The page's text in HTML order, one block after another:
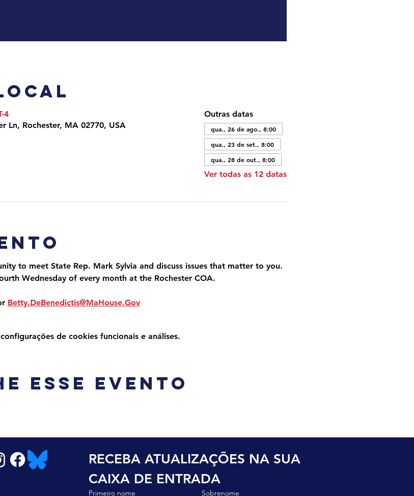
4
Ln, Rochester, MA 02770, USA
Outras datas
qua., 26 de ago., 8:00
qua., 23 de set., 8:00
qua., 28 de out., 8:00
Ver todas as 12 datas
to meet State Rep. Mark Sylvia and discuss issues that matter to you.
Wednesday of every month at the Rochester COA.
Betty.DeBenedictis@MaHouse.Gov
de cookies funcionais e análises.
esse evento
RECEBA ATUALIZAÇÕES NA SUA
CAIXA DE ENTRADA
Primeiro nome Sobrenome